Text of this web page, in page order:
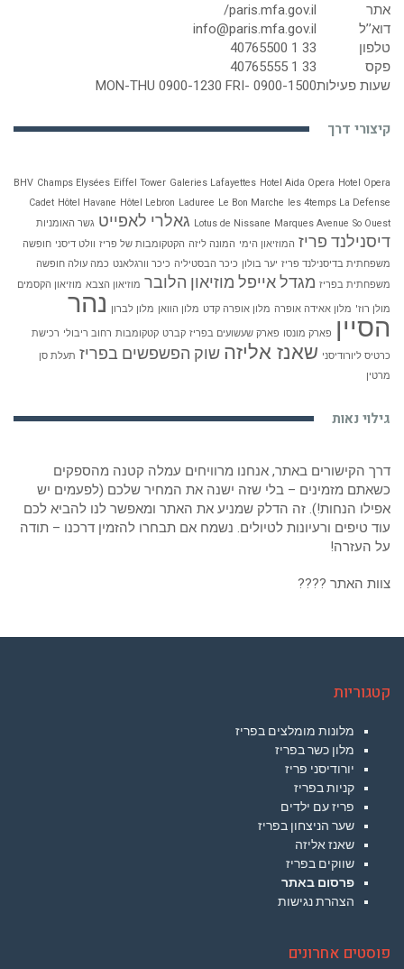
אתר
paris.mfa.gov.il/
דוא’’ל
info@paris.mfa.gov.il
טלפון
33 1 40765500
פקס
33 1 40765555
שעות פעילותMON-THU 0900-1230 FRI- 0900-1500
קיצורי דרך
BHV Champs Elysées Eiffel Tower Galeries Lafayettes Hotel Aida Opera Hotel Opera
Cadet Hôtel Havane Hôtel Lebron Laduree Le Bon Marche les 4temps La Defense
Lotus de Nissane Marques Avenue So Ouest גאלרי לאפייט גשר האומניות
דיסנילנד פריז המוזיאון הימי המונה ליזה הקטקומבות של פריז וולט דיסני חופשה
משפחתית בדיסנילנד פריז יער בולון כיכר הבסטיליה כיכר וורגלאנט כמה עולה חופשה
משפחתית בפריז מגדל אייפל מוזיאון הלובר מוזיאון הצבא מוזיאון הקסמים
מולן רוז' מלון אאידה אופרה מלון אופרה קדט מלון הוואן מלון לברון נהר
הסיין פארק מונסו פארק שעשועים בפריז קברט קטקומבות רחוב ריבולי רכישת
כרטיס ליורודיסני שאנז אליזה שוק הפשפשים בפריז תעלת סן
מרטין
גילוי נאות
דרך הקישורים באתר, אנחנו מרוויחים עמלה קטנה מהספקים
כשאתם מזמינים – בלי שזה ישנה את המחיר שלכם (לפעמים יש
אפילו הנחות!). זה הדלק שמניע את האתר ומאפשר לנו להביא לכם
עוד טיפים ורעיונות לטיולים. נשמח אם תבחרו להזמין דרכנו – תודה
על העזרה!
צוות האתר ????
קטגוריות
מלונות מומלצים בפריז
מלון כשר בפריז
יורודיסני פריז
קניות בפריז
פריז עם ילדים
שער הניצחון בפריז
שאנז אליזה
שווקים בפריז
פרסום באתר
הצהרת נגישות
פוסטים אחרונים